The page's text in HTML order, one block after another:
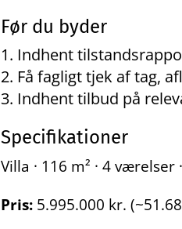
Før du byder
Indhent
Få fagligt tjek af tag,
Indhent tilbud på
Specifikationer
Villa · 116 m² · 4
Pris:5.995.000 kr.